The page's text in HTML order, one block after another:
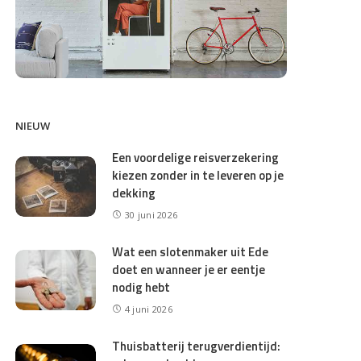
NIEUW
Een voordelige reisverzekering
kiezen zonder in te leveren op je
dekking
30 juni 2026
Wat een slotenmaker uit Ede
doet en wanneer je er eentje
nodig hebt
4 juni 2026
Thuisbatterij terugverdientijd: